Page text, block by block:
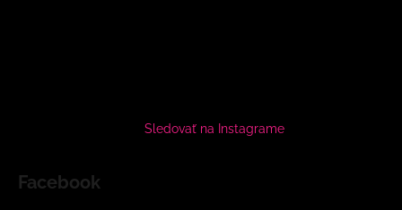
Sledovať na Instagrame
Facebook